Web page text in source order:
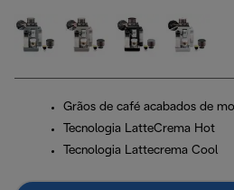
Grãos de café acabados de
Tecnologia LatteCrema Hot
Tecnologia Lattecrema Cool